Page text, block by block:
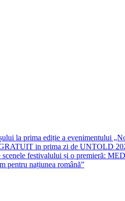
la prima ediție a evenimentului
GRATUIT in prima zi de UNTOLD
festivalului și o premieră:
pentru națiunea română”